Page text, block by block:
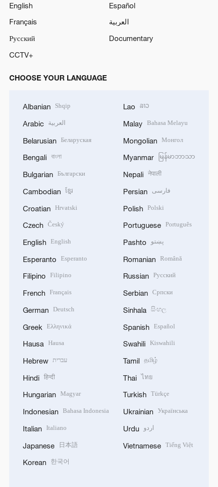
English
Español
Français
العربية
Русский
Documentary
CCTV+
CHOOSE YOUR LANGUAGE
Albanian Shqip
Arabic العربية
Belarusian Беларуская
Bengali বাংলা
Bulgarian Български
Cambodian ខ្មែរ
Croatian Hrvatski
Czech Český
English English
Esperanto Esperanto
Filipino Filipino
French Français
German Deutsch
Greek Ελληνικά
Hausa Hausa
Hebrew עברית
Hindi हिन्दी
Hungarian Magyar
Indonesian Bahasa Indonesia
Italian Italiano
Japanese 日本語
Korean 한국어
Lao ລາວ
Malay Bahasa Melayu
Mongolian Монгол
Myanmar မြန်မာဘာသာ
Nepali नेपाली
Persian فارسی
Polish Polski
Portuguese Português
Pashto پښتو
Romanian Română
Russian Русский
Serbian Српски
Sinhala සිංහල
Spanish Español
Swahili Kiswahili
Tamil தமிழ்
Thai ไทย
Turkish Türkçe
Ukrainian Українська
Urdu اردو
Vietnamese Tiếng Việt